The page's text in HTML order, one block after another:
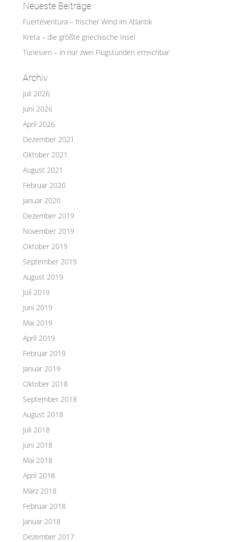
Neueste Beiträge
Fuerteventura – frischer Wind im Atlantik
Kreta – die größte griechische Insel
Tunesien – in nur zwei Flugstunden erreichbar
Archiv
Juli 2026
Juni 2026
April 2026
Dezember 2021
Oktober 2021
August 2021
Februar 2020
Januar 2020
Dezember 2019
November 2019
Oktober 2019
September 2019
August 2019
Juli 2019
Juni 2019
Mai 2019
April 2019
Februar 2019
Januar 2019
Oktober 2018
September 2018
August 2018
Juli 2018
Juni 2018
Mai 2018
April 2018
März 2018
Februar 2018
Januar 2018
Dezember 2017